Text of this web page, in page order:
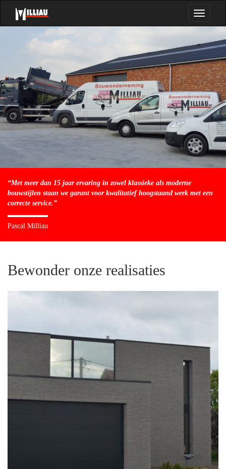
Toggle
“Met meer dan 15 jaar ervaring in zowel klassieke als moderne
bouwstijlen staan we garant voor kwalitatief hoogstaand werk met een
correcte service.”
Pascal Milliau
Bewonder onze realisaties